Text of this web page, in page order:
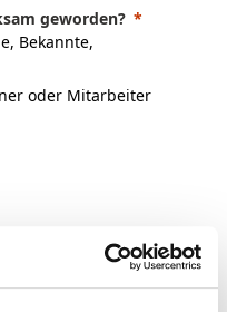
geworden?
Bekannte,
oder Mitarbeiter
Magazinen